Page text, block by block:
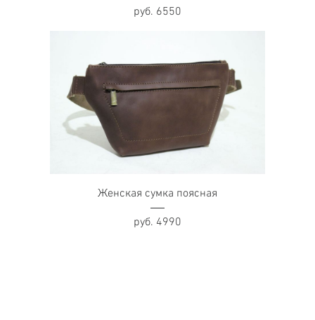
руб. 6550
Женская сумка поясная
руб. 4990